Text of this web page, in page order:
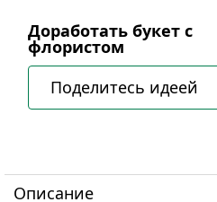
Доработать букет с
флористом
Поделитесь идеей
Описание